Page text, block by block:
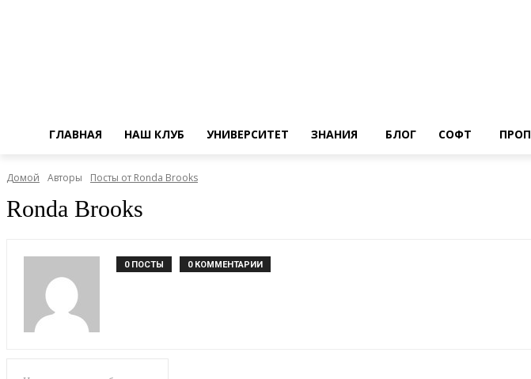
ГЛАВНАЯ НАШ КЛУБ УНИВЕРСИТЕТ ЗНАНИЯ БЛОГ СОФТ ПРОП
Домой Авторы Посты от Ronda Brooks
Ronda Brooks
0 ПОСТЫ 0 КОММЕНТАРИИ